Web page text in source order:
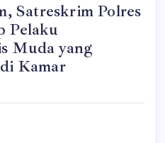
Satreskrim Polres
Pelaku
Muda yang
Kamar